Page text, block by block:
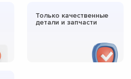
Только качественные
детали и запчасти